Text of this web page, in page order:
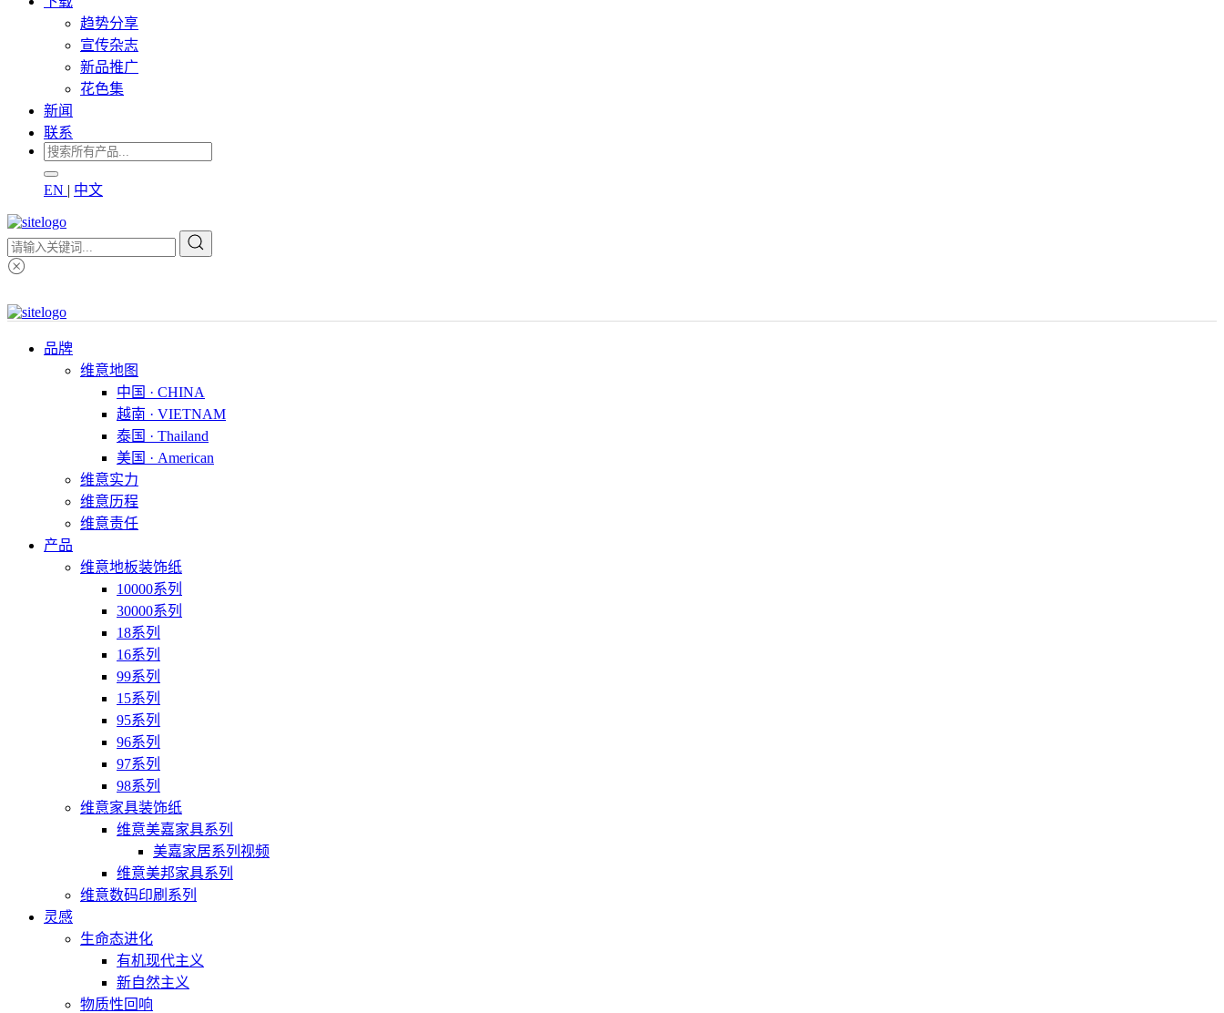
趋势分享
宣传杂志
新品推广
花色集
新闻
联系
EN | 中文
品牌
维意地图
中国 · CHINA
越南 · VIETNAM
泰国 · Thailand
美国 · American
维意实力
维意历程
维意责任
产品
维意地板装饰纸
10000系列
30000系列
18系列
16系列
99系列
15系列
95系列
96系列
97系列
98系列
维意家具装饰纸
维意美嘉家具系列
美嘉家居系列视频
维意美邦家具系列
维意数码印刷系列
灵感
生命态进化
有机现代主义
新自然主义
物质性回响